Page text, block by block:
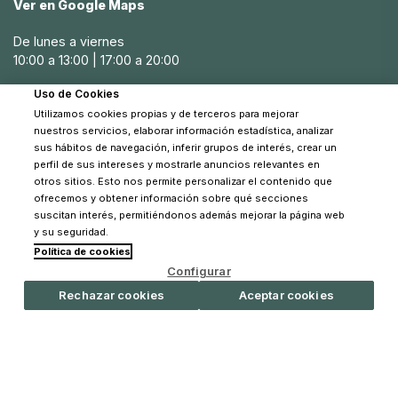
una amplia gama de accesorios que mejoran la
funcionalidad y comodidad de tus paseos:
Sombrillas y parasoles:
ofreciendo sombra y frescura durante los paseos.
Espaciosas y organizadas, ideales para
llevar todo lo necesario para el bebé.
Colchonetas y fundas:Añaden una capa extra de
comodidad y estilo, fáciles de quitar y lavar.
Seguridad y confort
La seguridad es una prioridad para nosotros. Todos los
Ver en Google Maps
De lunes a viernes
10:00 a 13:00 | 17:00 a 20:00
Sábados
10:30 a 14:00
© 2026 Pinpi - Todos los derechos reservados
Uso de Cookies
Utilizamos cookies propias y de terceros para mejorar
nuestros servicios, elaborar información estadística, analizar
sus hábitos de navegación, inferir grupos de interés, crear un
perfil de sus intereses y mostrarle anuncios relevantes en
otros sitios. Esto nos permite personalizar el contenido que
ofrecemos y obtener información sobre qué secciones
suscitan interés, permitiéndonos además mejorar la página web
y su seguridad.
Política de cookies
Configurar
Rechazar cookies
Aceptar cookies